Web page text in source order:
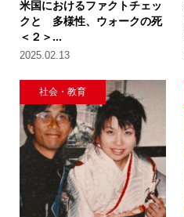
米国におけるファクトチェッ
クと 多様性、ウォークの死
＜２＞...
2025.02.13
社会・教育